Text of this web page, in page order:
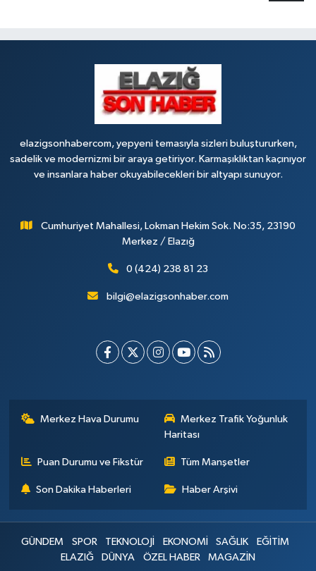
elazigsonhabercom, yepyeni temasıyla sizleri buluştururken,
sadelik ve modernizmi bir araya getiriyor. Karmaşıklıktan kaçınıyor
ve insanlara haber okuyabilecekleri bir altyapı sunuyor.
Cumhuriyet Mahallesi, Lokman Hekim Sok. No:35, 23190
Merkez / Elazığ
0 (424) 238 81 23
bilgi@elazigsonhaber.com
Merkez Hava Durumu
Merkez Trafik Yoğunluk
Haritası
Puan Durumu ve Fikstür Tüm Manşetler
Son Dakika Haberleri Haber Arşivi
GÜNDEM SPOR TEKNOLOJİ EKONOMİ SAĞLIK
EĞİTİM
ELAZIĞ
DÜNYA ÖZEL HABER MAGAZİN